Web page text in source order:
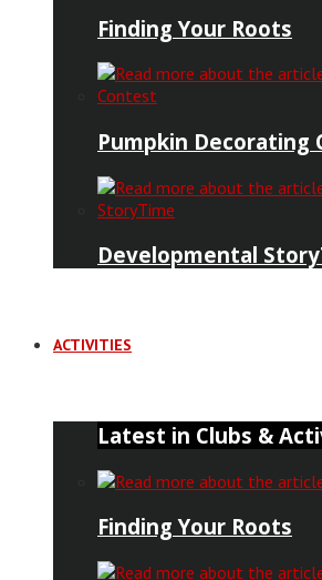
Finding Your Roots
Pumpkin Decorating
Developmental
ACTIVITIES
Latest in Clubs &
Finding Your Roots